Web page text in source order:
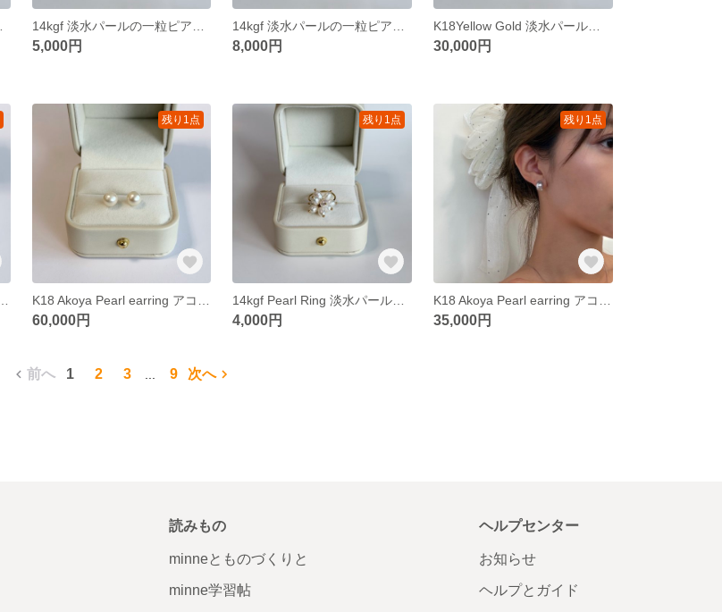
5,000円 8,000円 30,000円
残り1点
60,000円
残り1点
4,000円
残り1点
35,000円
前へ 1 2 3 9 次へ
読みもの
minneとものづくりと
minne学習帖
ヘルプセンター
お知らせ
ヘルプとガイド